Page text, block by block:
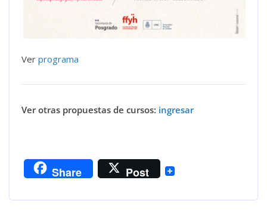
Ver programa
Ver otras propuestas de cursos: ingresar
Share Post